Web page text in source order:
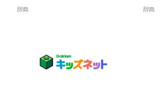
辞典 辞典